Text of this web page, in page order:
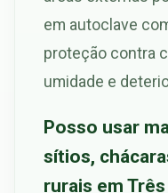
em autoclave
proteção contra
umidade e
Posso usar
sítios,
rurais em